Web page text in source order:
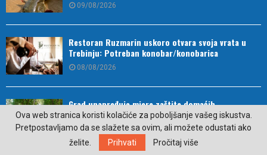
09/08/2026
Restoran Ruzmarin uskoro otvara svoja vrata u
Trebinju: Potreban konobar/konobarica
08/08/2026
Grad unapređuje mjere zaštite domaćih
proizvođača i rad gradske pijace
08/08/2026
Ova web stranica koristi kolačiće za poboljšanje vašeg iskustva.
Pretpostavljamo da se slažete sa ovim, ali možete odustati ako
želite.
Prihvati Pročitaj više